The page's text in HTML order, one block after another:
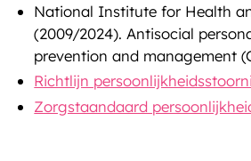
National Institute for Health
(2009/2024). Antisocial
prevention and management
Richtlijn
Zorgstaandaard